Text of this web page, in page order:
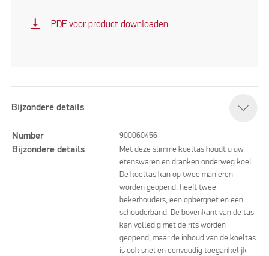
vertical_align_bottom PDF voor product downloaden
Bijzondere details
Number 900060456
Bijzondere details
Met deze slimme koeltas houdt u uw
etenswaren en dranken onderweg koel.
De koeltas kan op twee manieren
worden geopend, heeft twee
bekerhouders, een opbergnet en een
schouderband. De bovenkant van de tas
kan volledig met de rits worden
geopend, maar de inhoud van de koeltas
is ook snel en eenvoudig toegankelijk